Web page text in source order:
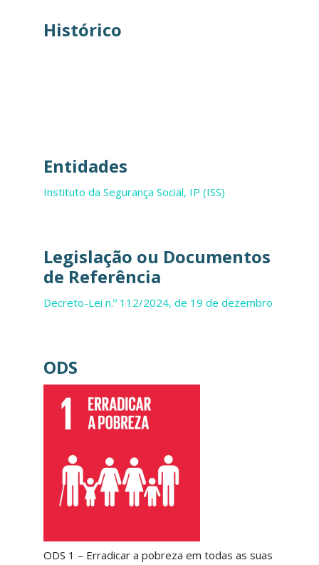
Histórico
Entidades
Instituto da Segurança Social, IP (ISS)
Legislação ou Documentos
de Referência
Decreto-Lei n.º 112/2024, de 19 de dezembro
ODS
ODS 1 – Erradicar a pobreza em todas as suas